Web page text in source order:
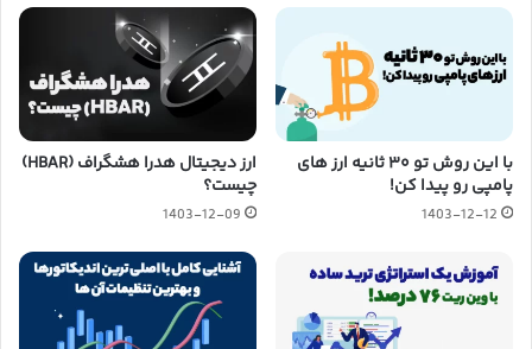
با این روش تو ۳۰ ثانیه ارز های
پامپی رو پیدا کن!
1403-12-12
ارز دیجیتال هدرا هشگراف (HBAR)
چیست؟
1403-12-09